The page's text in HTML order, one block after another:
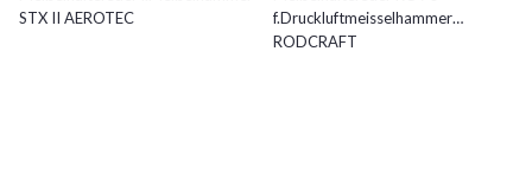
STX II AEROTEC
f.Druckluftmeisselhammer
RODCRAFT